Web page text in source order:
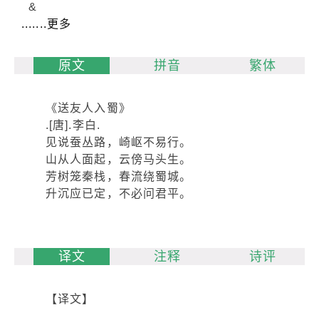
&
.......更多
原文 拼音 繁体
《送友人入蜀》
.[唐].李白.
见说蚕丛路，崎岖不易行。
山从人面起，云傍马头生。
芳树笼秦栈，春流绕蜀城。
升沉应已定，不必问君平。
译文 注释 诗评
【译文】